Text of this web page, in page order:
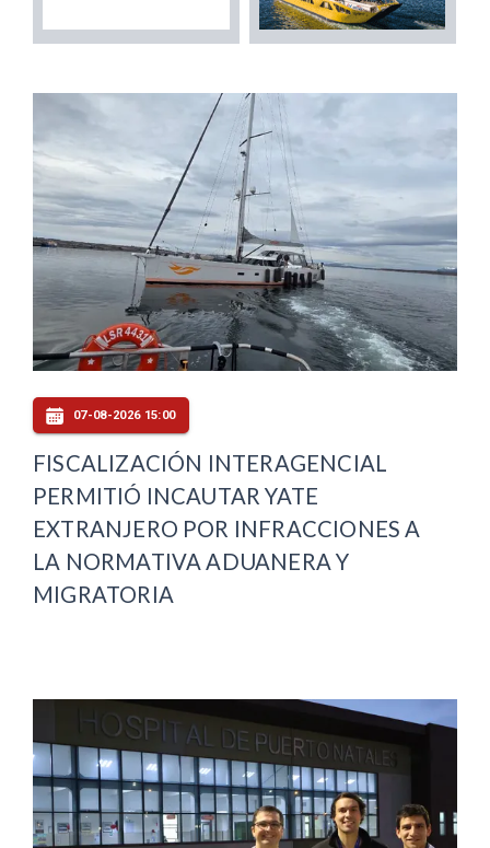
07-08-2026 15:00
FISCALIZACIÓN INTERAGENCIAL
PERMITIÓ INCAUTAR YATE
EXTRANJERO POR INFRACCIONES A
LA NORMATIVA ADUANERA Y
MIGRATORIA